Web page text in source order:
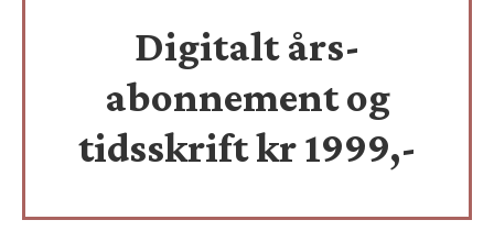
Digitalt års-
abonnement og
tidsskriftkr 1999,-